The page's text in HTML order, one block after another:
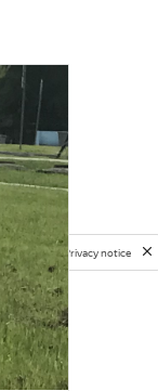
Privacy notice